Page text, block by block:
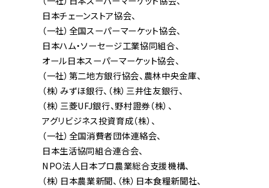
日本チェーンストア協会
（一社）全国スーパーマーケット協会
日本ハム・ソーセージ工業協同組合
オール日本スーパーマーケット協会
（一社）第二地方銀行協会 農林中央金庫
（株）みずほ銀行 （株）三井住友銀行
（株）三菱UFJ銀行 野村證券（株）
アグリビジネス投資育成（株）
（一社）全国消費者団体連絡会
日本生活協同組合連合会
NPO法人日本プロ農業総合支援機構
（株）日本農業新聞 （株）日本食糧新聞社